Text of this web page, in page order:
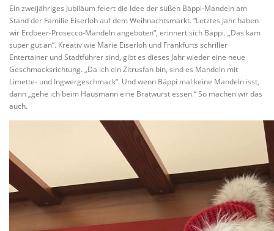
Ein zweijähriges Jubiläum feiert die Idee der süßen Bäppi-Mandeln am
Stand der Familie Eiserloh auf dem Weihnachtsmarkt. “Letztes Jahr haben
wir Erdbeer-Prosecco-Mandeln angeboten“, erinnert sich Bäppi. „Das kam
super gut an“. Kreativ wie Marie Eiserloh und Frankfurts schriller
Entertainer und Stadtführer sind, gibt es dieses Jahr wieder eine neue
Geschmacksrichtung. „Da ich ein Zitrusfan bin, sind es Mandeln mit
Limette- und Ingwergeschmack“. Und wenn Bäppi mal keine Mandeln isst,
dann „gehe ich beim Hausmann eine Bratwurst essen.“ So machen wir das
auch.